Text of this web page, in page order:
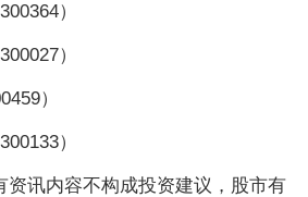
）
）
）
）
资讯内容不构成投资建议，股市有